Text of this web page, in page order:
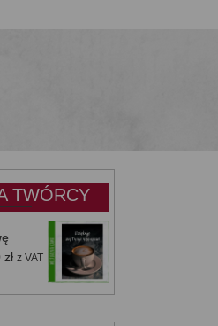
TWÓRCY
złZakres
od
z VAT